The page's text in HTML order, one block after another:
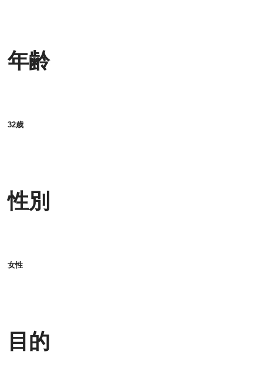
年齢
32歳
性別
女性
目的